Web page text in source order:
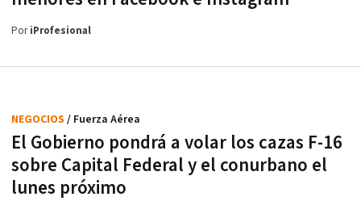
PoriProfesional
El Gobierno pondrá a volar los cazas F-16
sobre Capital Federal y el conurbano el
lunes próximo
NEGOCIOS / Fuerza Aérea